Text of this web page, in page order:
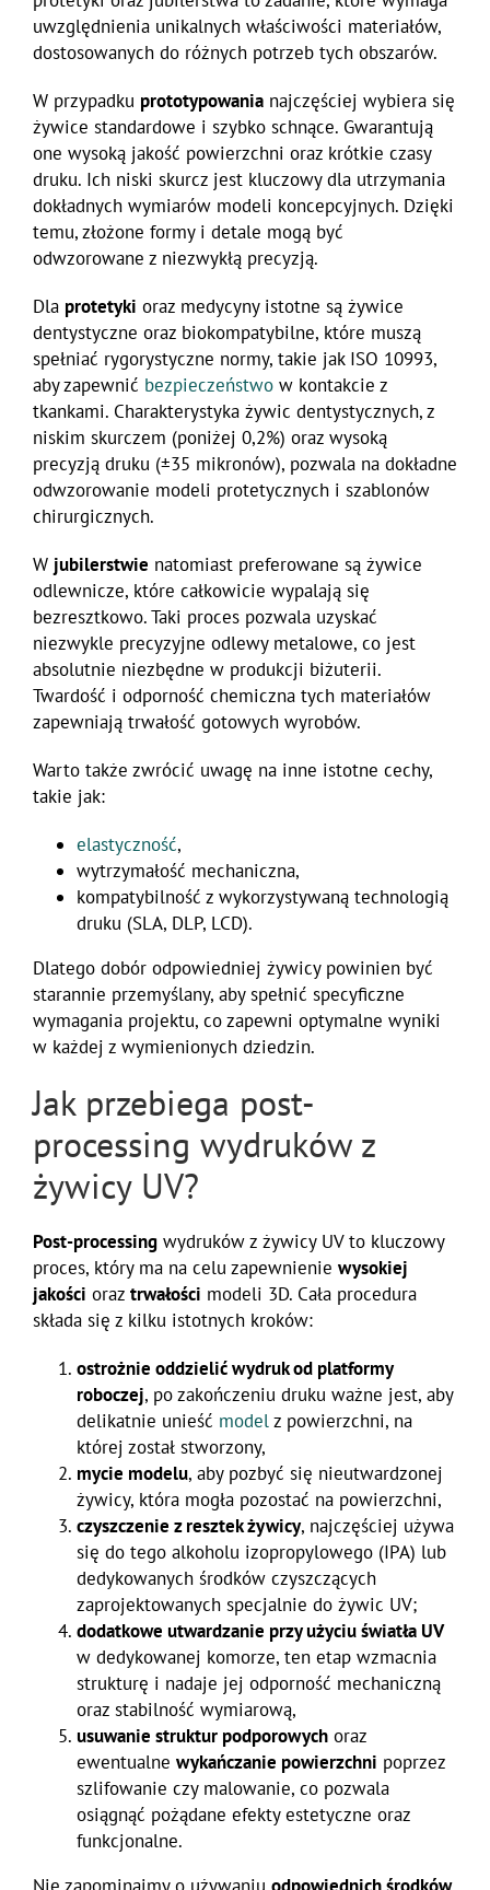
uwzględnienia unikalnych właściwości materiałów,
dostosowanych do różnych potrzeb tych obszarów.
W przypadku prototypowania najczęściej wybiera się
żywice standardowe i szybko schnące. Gwarantują
one wysoką jakość powierzchni oraz krótkie czasy
druku. Ich niski skurcz jest kluczowy dla utrzymania
dokładnych wymiarów modeli koncepcyjnych. Dzięki
temu, złożone formy i detale mogą być
odwzorowane z niezwykłą precyzją.
Dla protetyki oraz medycyny istotne są żywice
dentystyczne oraz biokompatybilne, które muszą
spełniać rygorystyczne normy, takie jak ISO 10993,
aby zapewnić bezpieczeństwo w kontakcie z
tkankami. Charakterystyka żywic dentystycznych, z
niskim skurczem (poniżej 0,2%) oraz wysoką
precyzją druku (±35 mikronów), pozwala na dokładne
odwzorowanie modeli protetycznych i szablonów
chirurgicznych.
W jubilerstwie natomiast preferowane są żywice
odlewnicze, które całkowicie wypalają się
bezresztkowo. Taki proces pozwala uzyskać
niezwykle precyzyjne odlewy metalowe, co jest
absolutnie niezbędne w produkcji biżuterii.
Twardość i odporność chemiczna tych materiałów
zapewniają trwałość gotowych wyrobów.
Warto także zwrócić uwagę na inne istotne cechy,
takie jak:
elastyczność,
wytrzymałość mechaniczna,
kompatybilność z wykorzystywaną technologią
druku (SLA, DLP, LCD).
Dlatego dobór odpowiedniej żywicy powinien być
starannie przemyślany, aby spełnić specyficzne
wymagania projektu, co zapewni optymalne wyniki
w każdej z wymienionych dziedzin.
Jak przebiega post-
processing wydruków z
żywicy UV?
Post-processing wydruków z żywicy UV to kluczowy
proces, który ma na celu zapewnienie wysokiej
jakości oraz trwałości modeli 3D. Cała procedura
składa się z kilku istotnych kroków:
ostrożnie oddzielić wydruk od platformy
roboczej, po zakończeniu druku ważne jest, aby
delikatnie unieść modelz powierzchni, na
której został stworzony,
mycie modelu, aby pozbyć się nieutwardzonej
żywicy, która mogła pozostać na powierzchni,
czyszczenie z resztek żywicy, najczęściej używa
się do tego alkoholu izopropylowego (IPA) lub
dedykowanych środków czyszczących
zaprojektowanych specjalnie do żywic UV;
dodatkowe utwardzanie przy użyciu światła UV
w dedykowanej komorze, ten etap wzmacnia
strukturę i nadaje jej odporność mechaniczną
oraz stabilność wymiarową,
usuwanie struktur podporowych oraz
ewentualne wykańczanie powierzchni poprzez
szlifowanie czy malowanie, co pozwala
osiągnąć pożądane efekty estetyczne oraz
funkcjonalne.